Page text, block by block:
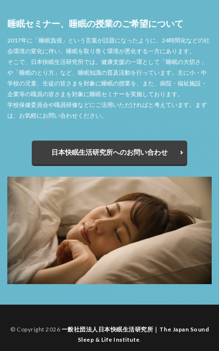
睡眠セミナー、睡眠の授業のご希望について
2017年に「睡眠負債」という言葉が話題になったように、24時間化などの社
会環境の変化に伴い、睡眠を取り巻く環境が悪化する一方にあります。
そこで、日本快眠生活研究所では、健康支援の一環として「睡眠の大切さ」
や「睡眠のとり方」など、睡眠知識の普及活動を行っています。主に小・中
学校の児童、生徒の皆さまを対象に睡眠の授業を、また、病院・福祉施設・
企業等の職員の皆さまを対象に睡眠セミナーを実施しております。
学校保健委員会や職員研修などにご活用いただければと考えています。まず
は、お気軽にお問い合わせください。
日本快眠生活研究所へのお問い合わせ
© Copyright 2026 一般社団法人日本快眠生活研究所｜The Japan Sound
Sleep & Life Institute